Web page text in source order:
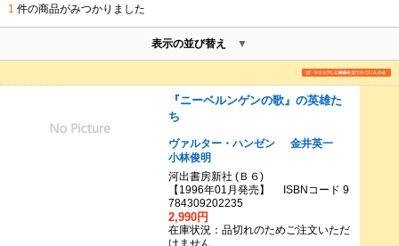
1 件の商品がみつかりました
表示の並び替え
『ニーベルンゲンの歌』の英雄た
ち
ヴァルター・ハンゼン
金井英一
小林俊明
河出書房新社 (Ｂ６)
【1996年01月発売】 ISBNコード 9
784309202235
2,990円
在庫状況：品切れのためご注文いただ
けません